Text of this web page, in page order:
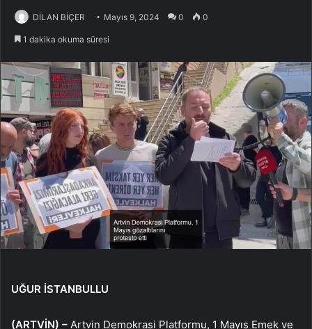
DİLAN BİÇER Mayıs 9, 2024 0 0
1 dakika okuma süresi
UĞUR İSTANBULLU
(ARTVİN) – Artvin Demokrasi Platformu, 1 Mayıs Emek ve